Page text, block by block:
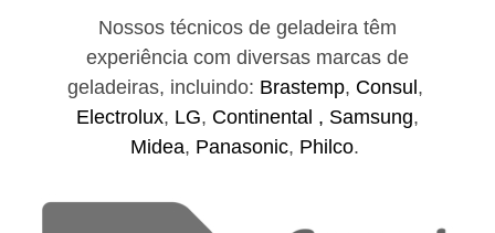
Nossos técnicos de geladeira têm
experiência com diversas marcas de
geladeiras, incluindo: Brastemp, Consul ,
Electrolux, LG, Continental , Samsung,
Midea, Panasonic, Philco.